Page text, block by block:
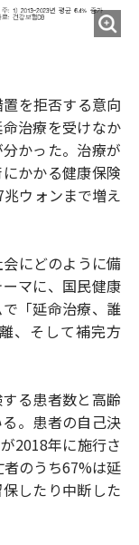
を拒否する意向
治療を受けなか
かった。治療が
かかる健康保険
ウォンまで増え
にどのように備
マに、国民健康
「延命治療、誰
、そして補完方
る患者数と高齢
。患者の自己決
2018年に施行さ
のうち67%は延
したり中断した